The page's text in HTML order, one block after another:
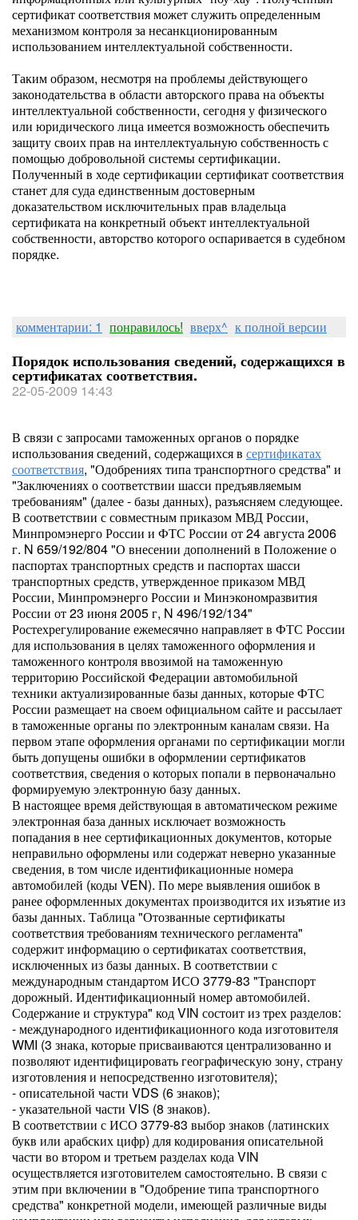
сертификат соответствия может служить определенным
механизмом контроля за несанкционированным
использованием интеллектуальной собственности.
Таким образом, несмотря на проблемы действующего
законодательства в области авторского права на объекты
интеллектуальной собственности, сегодня у физического
или юридического лица имеется возможность обеспечить
защиту своих прав на интеллектуальную собственность с
помощью добровольной системы сертификации.
Полученный в ходе сертификации сертификат соответствия
станет для суда единственным достоверным
доказательством исключительных прав владельца
сертификата на конкретный объект интеллектуальной
собственности, авторство которого оспаривается в судебном
порядке.
комментарии: 1 понравилось! вверх^ к полной версии
Порядок использования сведений, содержащихся в
сертификатах соответствия.
22-05-2009 14:43
В связи с запросами таможенных органов о порядке
использования сведений, содержащихся в сертификатах
соответствия, "Одобрениях типа транспортного средства" и
"Заключениях о соответствии шасси предъявляемым
требованиям" (далее - базы данных), разъясняем следующее.
В соответствии с совместным приказом МВД России,
Минпромэнерго России и ФТС России от 24 августа 2006
г. N 659/192/804 "О внесении дополнений в Положение о
паспортах транспортных средств и паспортах шасси
транспортных средств, утвержденное приказом МВД
России, Минпромэнерго России и Минэкономразвития
России от 23 июня 2005 г, N 496/192/134"
Ростехрегулирование ежемесячно направляет в ФТС России
для использования в целях таможенного оформления и
таможенного контроля ввозимой на таможенную
территорию Российской Федерации автомобильной
техники актуализированные базы данных, которые ФТС
России размещает на своем официальном сайте и рассылает
в таможенные органы по электронным каналам связи. На
первом этапе оформления органами по сертификации могли
быть допущены ошибки в оформлении сертификатов
соответствия, сведения о которых попали в первоначально
формируемую электронную базу данных.
В настоящее время действующая в автоматическом режиме
электронная база данных исключает возможность
попадания в нее сертификационных документов, которые
неправильно оформлены или содержат неверно указанные
сведения, в том числе идентификационные номера
автомобилей (коды VEN). По мере выявления ошибок в
ранее оформленных документах производится их изъятие из
базы данных. Таблица "Отозванные сертификаты
соответствия требованиям технического регламента"
содержит информацию о сертификатах соответствия,
исключенных из базы данных. В соответствии с
международным стандартом ИСО 3779-83 "Транспорт
дорожный. Идентификационный номер автомобилей.
Содержание и структура" код VIN состоит из трех разделов:
- международного идентификационного кода изготовителя
WMI (3 знака, которые присваиваются централизованно и
позволяют идентифицировать географическую зону, страну
изготовления и непосредственно изготовителя);
- описательной части VDS (6 знаков);
- указательной части VIS (8 знаков).
В соответствии с ИСО 3779-83 выбор знаков (латинских
букв или арабских цифр) для кодирования описательной
части во втором и третьем разделах кода VIN
осуществляется изготовителем самостоятельно. В связи с
этим при включении в "Одобрение типа транспортного
средства" конкретной модели, имеющей различные виды